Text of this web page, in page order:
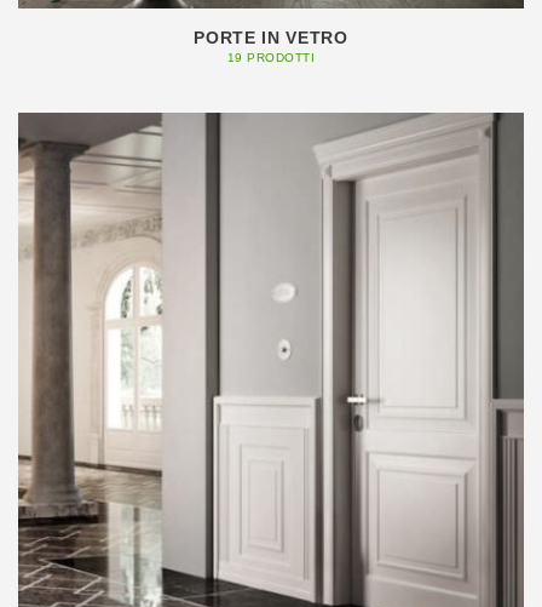
PORTE IN VETRO
19 PRODOTTI